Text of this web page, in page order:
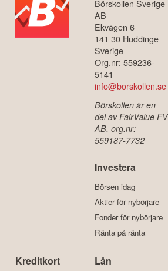
Börskollen Sverige
AB
Ekvägen 6
141 30 Huddinge
Sverige
Org.nr: 559236-
5141
info@borskollen.se
Börskollen är en
del av FairValue FV
AB, org.nr:
559187-7732
Investera
Börsen idag
Aktier för nybörjare
Fonder för nybörjare
Ränta på ränta
Kreditkort Lån